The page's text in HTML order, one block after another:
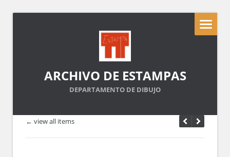
ARCHIVO DE ESTAMPAS
DEPARTAMENTO DE DIBUJO
← view all items